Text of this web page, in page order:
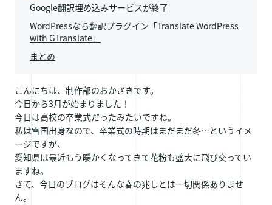
Google翻訳埋め込みサービスが終了
WordPressなら翻訳プラグイン「Translate WordPress
with GTranslate」
まとめ
こんにちは、制作部のおかざきです。
今日から3月が始まりました！
今日は高校の卒業式だったみたいですね。
私は雪国出身なので、卒業式の時期はまだまだ冬…というイメ
ージですが、
愛知県は最近もう暖かくなってきて花粉も盛大に飛び交ってい
ますね。
さて、今日のブログはそんな春の兆しとは一切関係ありませ
ん。